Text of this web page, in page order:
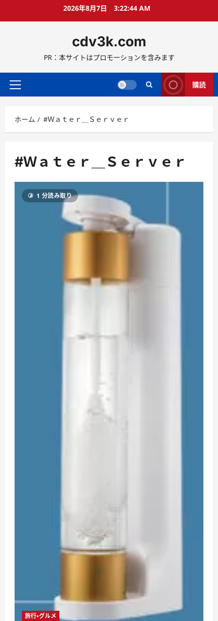
ス
ッ
2026年8月7日 3:22:45 AM
cdv3k.com
PR：本サイトはプロモーションを含みます
メ
メ
ニ
ー
購読
ホーム #Ｗａｔｅｒ＿Ｓｅｒｖｅｒ
#Ｗａｔｅｒ＿Ｓｅｒｖｅｒ
1 分読み取り
旅行・グルメ